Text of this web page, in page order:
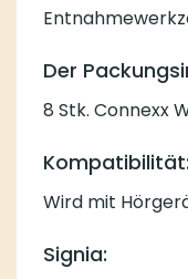
Der
8 Stk. Connexx
Kompatibilität:
Wird mit
Signia: